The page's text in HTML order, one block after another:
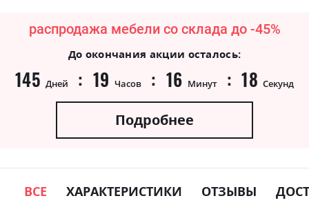
распродажа мебели со склада до -45%
До окончания акции осталось:
145 Дней 19 Часов 16 Минут 18 Секунд
Подробнее
ВСЕ ХАРАКТЕРИСТИКИ ОТЗЫВЫ